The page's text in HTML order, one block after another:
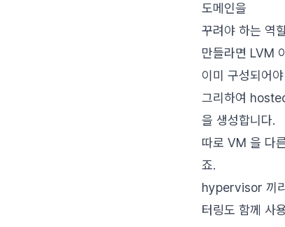
도메인을
꾸려야 하는 역
만들라면 LVM 이
이미 구성되어
그리하여
을 생성합니다.
따로 VM 을 다
죠.
hypervisor 끼
터링도 함께 사